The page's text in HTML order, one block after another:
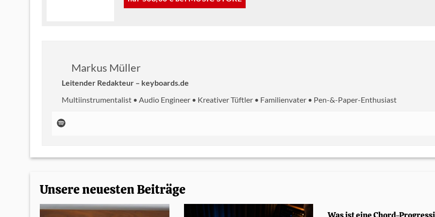
Markus Müller
Leitender Redakteur – keyboards.de
Multiinstrumentalist • Audio Engineer • Kreativer Tüftler • Familienvater • Pen-&-Paper-Enthusiast
Unsere neuesten Beiträge